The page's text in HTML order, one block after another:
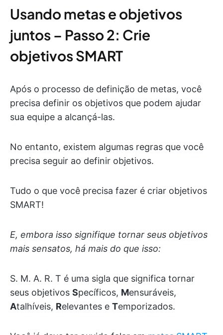
Usando metas e objetivos
juntos – Passo 2: Crie
objetivos SMART
Após o processo de definição de metas, você
precisa definir os objetivos que podem ajudar
sua equipe a alcançá-las.
No entanto, existem algumas regras que você
precisa seguir ao definir objetivos.
Tudo o que você precisa fazer é criar objetivos
SMART!
E, embora isso signifique tornar seus objetivos
mais sensatos, há mais do que isso:
S. M. A. R. T é uma sigla que significa tornar
seus objetivos Specíficos, Mensuráveis,
Atalhíveis, Relevantes e Temporizados.